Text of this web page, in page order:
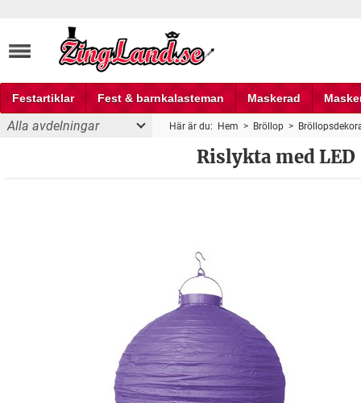
Festartiklar Fest & barnkalasteman Maskerad
Fest och partyprylar
Alla avdelningar Här är du: Hem > Bröllop >
Rislykta med